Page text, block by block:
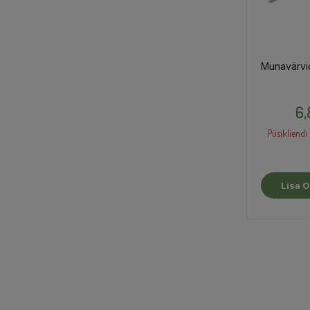
Püsikliendi
Lisa